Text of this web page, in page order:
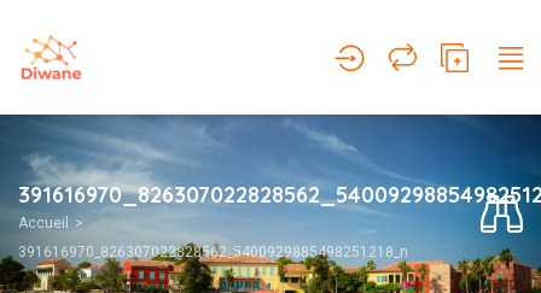
Accueil
391616970_826307022828562_5400929885498251218_n